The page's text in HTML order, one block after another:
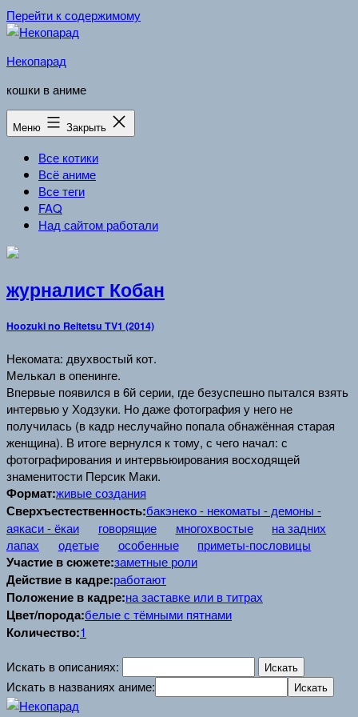
Перейти к содержимому
Некопарад
кошки в аниме
Меню Закрыть
Все котики
Всё аниме
Все теги
FAQ
Над сайтом работали
журналист Кобан
Hoozuki no Reitetsu TV1 (2014)
Некомата: двухвостый кот.
Мелькал в опенинге.
Впервые появился в 6й серии, где безуспешно пытался взять
интервью у Ходзуки. Но даже фотография у него не
получилась (в кадр неслучайно попала обнажённая старая
женщина). В итоге вернулся к тому, с чего начал: с
фотографирования и интервьюирования восходящей
знаменитости Персик Маки.
Формат:живые создания
Сверхъестественность:бакэнеко - некоматы - демоны -
аякаси - ёкаи
говорящие многохвостые
на задних
лапах
одетые особенные приметы-пословицы
Участие в сюжете:заметные роли
Действие в кадре:работают
Положение в кадре:на заставке или в титрах
Цвет/порода:белые с тёмными пятнами
Количество:1
Искать в описаниях:
Искать в названиях аниме: